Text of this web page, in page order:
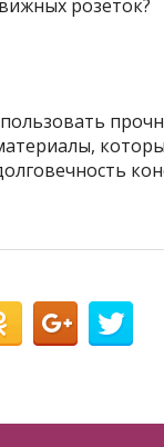
розеток?